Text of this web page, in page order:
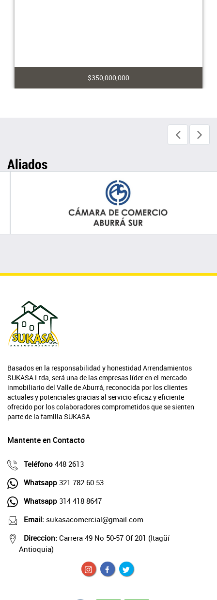
$350,000,000
Aliados
Basados en la responsabilidad y honestidad Arrendamientos
SUKASA Ltda, será una de las empresas líder en el mercado
inmobiliario del Valle de Aburrá, reconocida por los clientes
actuales y potenciales gracias al servicio eficaz y eficiente
ofrecido por los colaboradores comprometidos que se sienten
parte de la familia SUKASA
Mantente en Contacto
Teléfono 448 2613
Whatsapp 321 782 60 53
Whatsapp 314 418 8647
Email: sukasacomercial@gmail.com
Direccion: Carrera 49 No 50-57 Of 201 (Itagüí –
Antioquia)